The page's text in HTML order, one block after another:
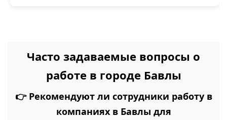
Часто задаваемые вопросы о
работе в городе Бавлы
👉 Рекомендуют ли сотрудники работу в
компаниях в Бавлы для